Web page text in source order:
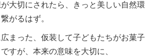
大切にされたら、きっと美しい自然環
がるはず。
まった、仮装して子どもたちがお菓子
すが、本来の意味を大切に、